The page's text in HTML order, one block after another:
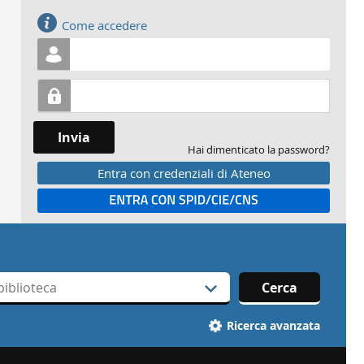
Come accedere
Invia
Hai dimenticato la password?
Entra con credenziali di Ateneo
Entra con SPID
Cerca
Ricerca avanzata